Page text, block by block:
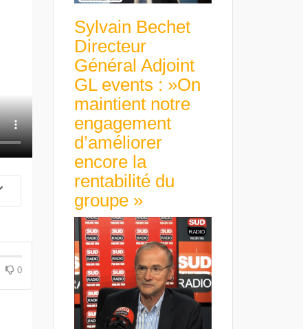
Euro numérique : la BCE
avance avec un frein à main !
0
Sylvain Bechet
Directeur
Général Adjoint
GL events : »On
maintient notre
engagement
d’améliorer
encore la
rentabilité du
groupe »